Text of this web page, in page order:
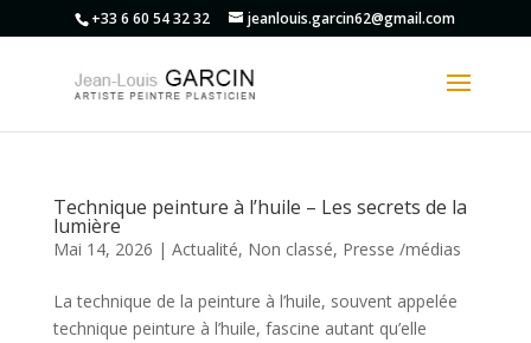
+33 6 60 54 32 32 jeanlouis.garcin62@gmail.com
Technique peinture à l’huile – Les secrets de la
lumière
Mai 14, 2026 | Actualité, Non classé, Presse /médias
La technique de la peinture à l’huile, souvent appelée
technique peinture à l’huile, fascine autant qu’elle